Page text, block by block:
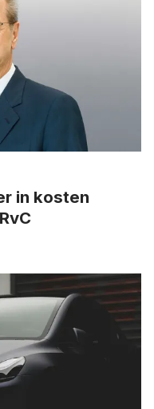
in kosten